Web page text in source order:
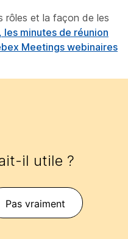
rôles et la façon de les
minutes de réunion
Meetings webinaires
il utile ?
Pas vraiment